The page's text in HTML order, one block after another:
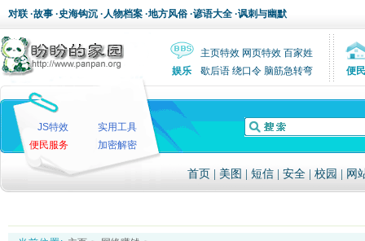
对联 ·故事 ·史海钩沉 ·人物档案 ·地方风俗 ·谚语大全 ·讽刺与幽默
主页特效 网页特效 百家姓
娱乐
歇后语 绕口令 脑筋急转弯 便民
JS特效
实用工具
便民服务
加密解密
首页 美图 短信 安全 校园 网